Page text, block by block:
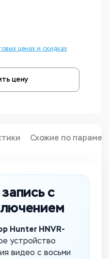
ценах и скидках
цену
Схожие по
с
Hunter HNVR-
устройство
видео с восьми